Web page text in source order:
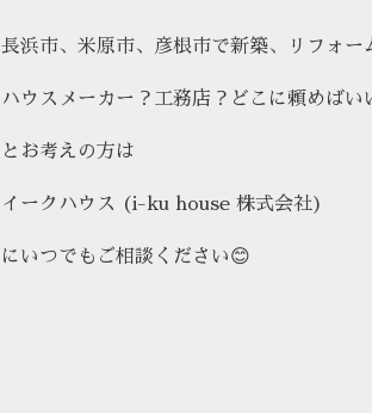
長浜市、米原市、彦根市で新築、リフォー
ハウスメーカー？工務店？どこに頼めばい
とお考えの方は
イークハウス (i-ku house 株式会社)
にいつでもご相談ください😊